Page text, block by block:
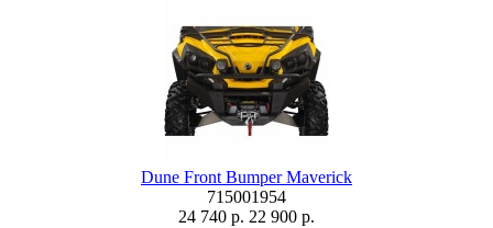
Dune Front Bumper Maverick
715001954
24 740 р. 22 900 р.